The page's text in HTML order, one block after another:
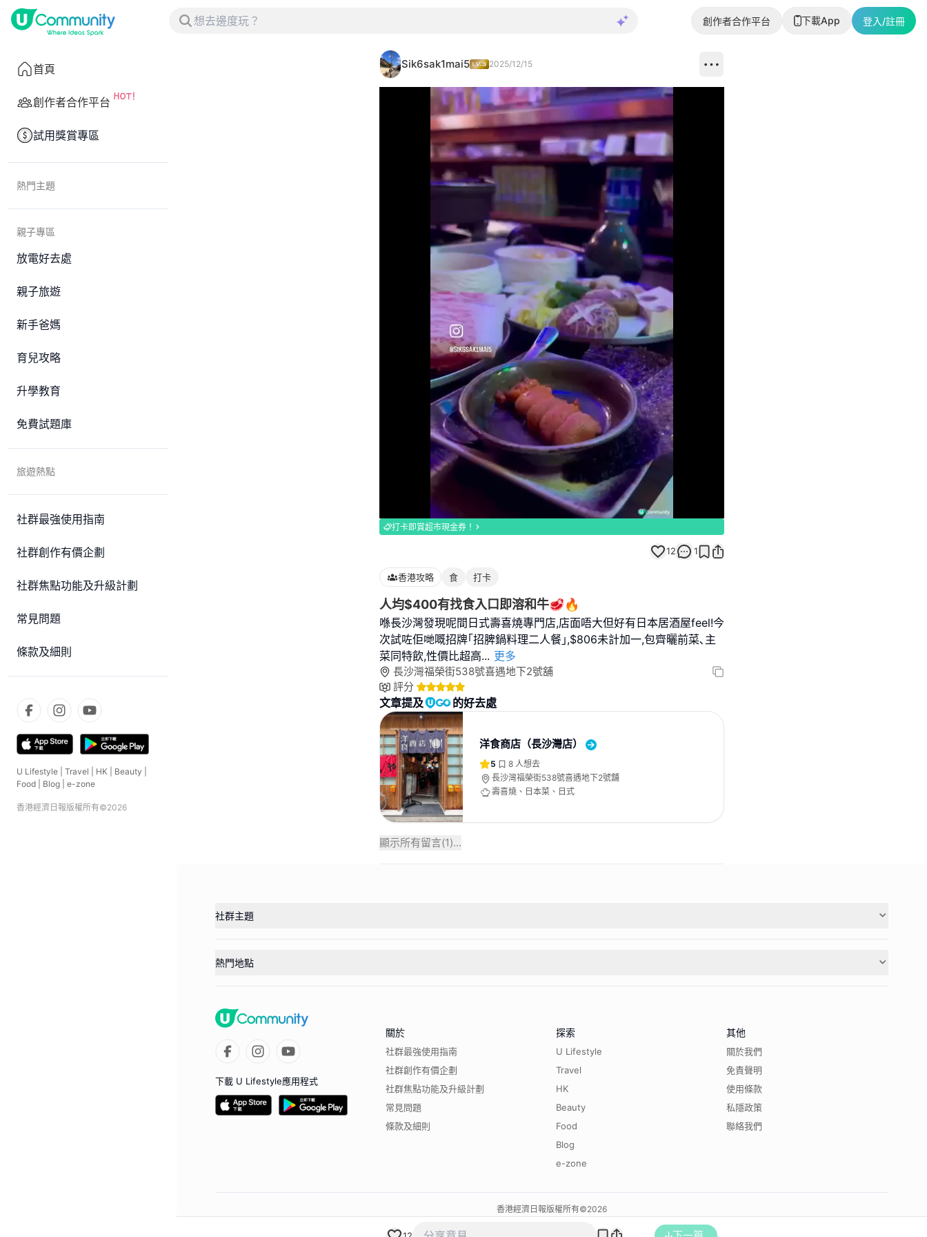
創作者合作平台 下載App 登入/註冊
首頁
創作者合作平台
試用獎賞專區
熱門主題
親子專區
放電好去處
親子旅遊
新手爸媽
育兒攻略
升學教育
免費試題庫
旅遊熱點
社群最強使用指南
社群創作有價企劃
社群焦點功能及升級計劃
常見問題
條款及細則
U Lifestyle Travel HK Beauty
Food
Blog e-zone
香港經濟日報版權所有©2026
Sik6sak1mai5 2025/12/15
:
100.00%
打卡即賞超市現金券！
12 1
香港攻略 食 打卡
人均$400有找食入口即溶和牛🥩🔥
喺長沙灣發現呢間日式壽喜燒專門店,店面唔大但好有日本居酒屋feel!今
次試咗佢哋嘅招牌｢招脾鍋料理二人餐｣,$806未計加一,包齊曬前菜､主
菜同特飲,性價比超高... 更多
長沙灣福榮街538號喜遇地下2號舖
評分
文章提及 的好去處
洋食商店（長沙灣店）
5 8 人想去
長沙灣福榮街538號喜遇地下2號舖
壽喜燒、日本菜、日式
顯示所有留言(1)...
社群主題
熱門地點
下載 U Lifestyle應用程式
關於
社群最強使用指南
社群創作有價企劃
社群焦點功能及升級計劃
常見問題
條款及細則
探索
U Lifestyle
Travel
HK
Beauty
Food
Blog
e-zone
其他
關於我們
免責聲明
使用條款
私隱政策
聯絡我們
香港經濟日報版權所有©2026